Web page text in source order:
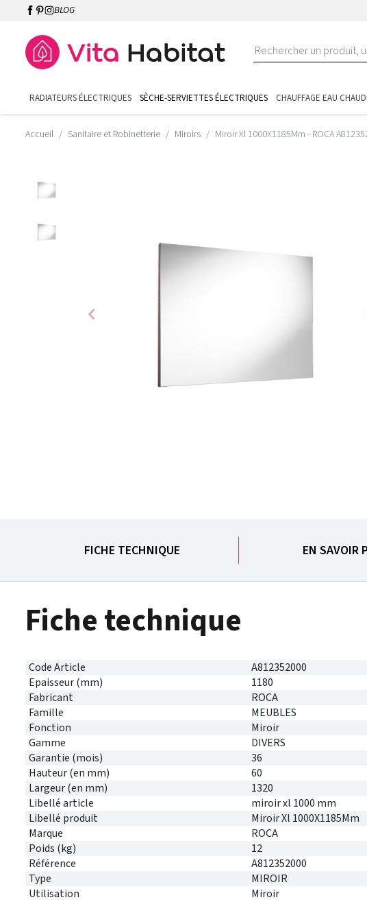
BLOG
RADIATEURS ÉLECTRIQUES SÈCHE-SERVIETTES ÉLECTRIQUES CHAUFFAGE EAU
Accueil Sanitaire et Robinetterie Miroirs Miroir Xl 1000X1185Mm - ROCA
chevron_left
FICHE TECHNIQUE EN SAVOIR
Fiche technique
Code Article
A812352000
Epaisseur (mm)
1180
Fabricant
ROCA
Famille
MEUBLES
Fonction
Miroir
Gamme
DIVERS
Garantie (mois)
36
Hauteur (en mm)
60
Largeur (en mm)
1320
Libellé article
miroir xl 1000 mm
Libellé produit
Miroir Xl 1000X1185Mm
Marque
ROCA
Poids (kg)
12
Référence
A812352000
Type
MIROIR
Utilisation
Miroir